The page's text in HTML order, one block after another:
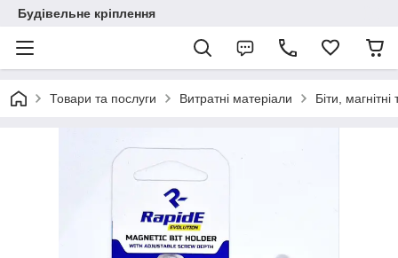
Будівельне кріплення
Товари та послуги Витратні матеріали Біти,